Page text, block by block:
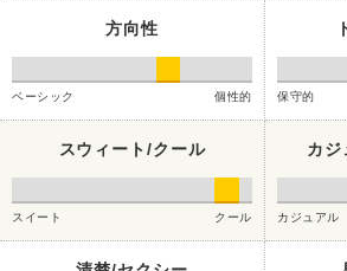
方向性
ベーシック 個性的 保守的
スウィート/クール
スイート クール
カジ
カジュアル